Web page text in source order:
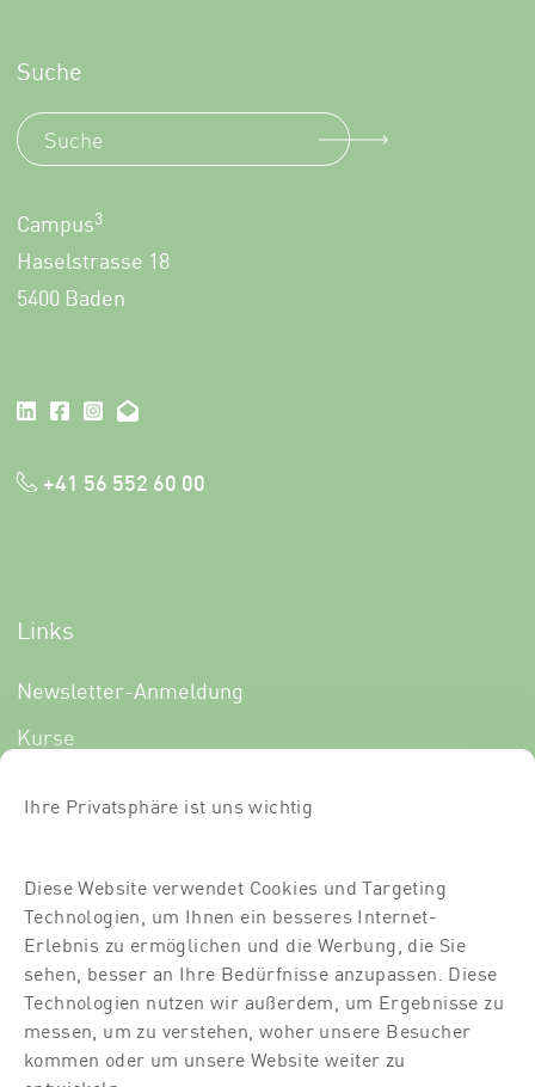
Ihre Privatsphäre ist uns wichtig
Diese Website verwendet Cookies und Targeting
Technologien, um Ihnen ein besseres Internet-
Erlebnis zu ermöglichen und die Werbung, die Sie
sehen, besser an Ihre Bedürfnisse anzupassen. Diese
Technologien nutzen wir außerdem, um Ergebnisse zu
messen, um zu verstehen, woher unsere Besucher
kommen oder um unsere Website weiter zu
Suche
Campus3
Haselstrasse 18
5400 Baden
+41 56 552 60 00
Links
Newsletter-Anmeldung
Kurse
Für Partner
Kontakt
Standort
Dozierende
Raumvermietung